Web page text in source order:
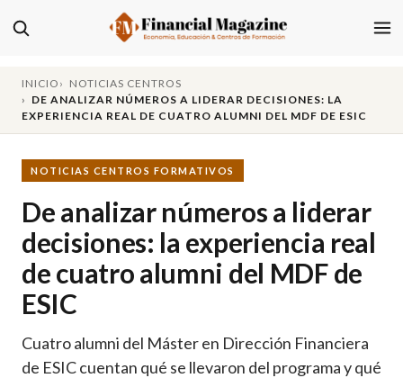
INICIO
NOTICIAS CENTROS
DE ANALIZAR NÚMEROS A LIDERAR DECISIONES: LA
EXPERIENCIA REAL DE CUATRO ALUMNI DEL MDF DE ESIC
NOTICIAS CENTROS FORMATIVOS
De analizar números a liderar
decisiones: la experiencia real
de cuatro alumni del MDF de
ESIC
Cuatro alumni del Máster en Dirección Financiera
de ESIC cuentan qué se llevaron del programa y qué